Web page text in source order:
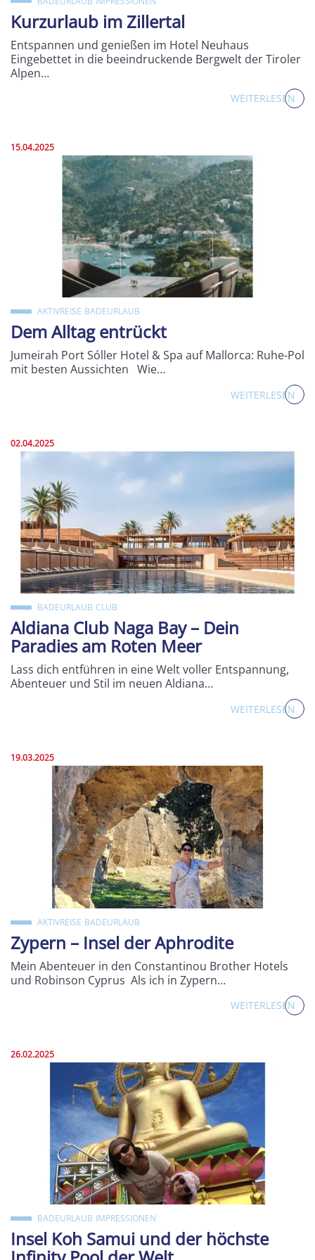
Kurzurlaub im Zillertal
Entspannen und genießen im Hotel Neuhaus
Eingebettet in die beeindruckende Bergwelt der Tiroler
Alpen…
WEITERLESEN
Veröffentlicht am:
15.04.2025
Dem Alltag entrückt
AKTIVREISE BADEURLAUB
Jumeirah Port Sóller Hotel & Spa auf Mallorca: Ruhe-Pol
mit besten Aussichten Wie…
WEITERLESEN
Veröffentlicht am:
02.04.2025
Aldiana Club Naga Bay – Dein
Paradies am Roten Meer
BADEURLAUB CLUB
Lass dich entführen in eine Welt voller Entspannung,
Abenteuer und Stil im neuen Aldiana…
WEITERLESEN
Veröffentlicht am:
19.03.2025
Zypern – Insel der Aphrodite
AKTIVREISE BADEURLAUB
Mein Abenteuer in den Constantinou Brother Hotels
und Robinson Cyprus Als ich in Zypern…
WEITERLESEN
Veröffentlicht am:
26.02.2025
Insel Koh Samui und der höchste
BADEURLAUB IMPRESSIONEN